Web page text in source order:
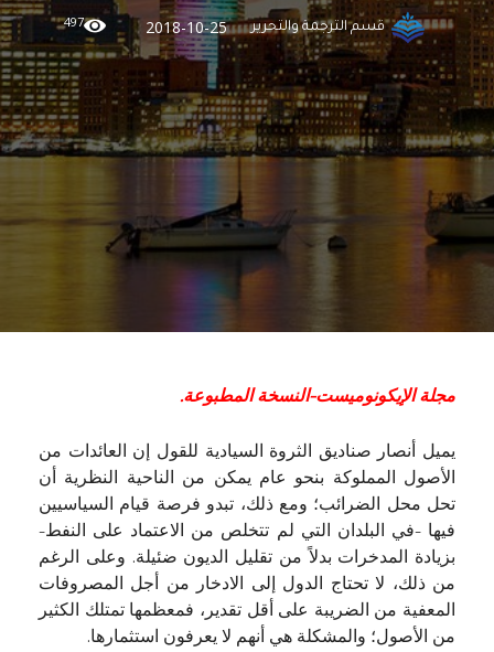
قسم الترجمة والتحرير 2018-10-25
497
مجلة الإيكونوميست-النسخة المطبوعة.
يميل أنصار صناديق الثروة السيادية للقول إن العائدات من
الأصول المملوكة بنحو عام يمكن من الناحية النظرية أن
تحل محل الضرائب؛ ومع ذلك، تبدو فرصة قيام السياسيين
فيها -في البلدان التي لم تتخلص من الاعتماد على النفط-
بزيادة المدخرات بدلاً من تقليل الديون ضئيلة. وعلى الرغم
من ذلك، لا تحتاج الدول إلى الادخار من أجل المصروفات
المعفية من الضريبة على أقل تقدير، فمعظمها تمتلك الكثير
من الأصول؛ والمشكلة هي أنهم لا يعرفون استثمارها.